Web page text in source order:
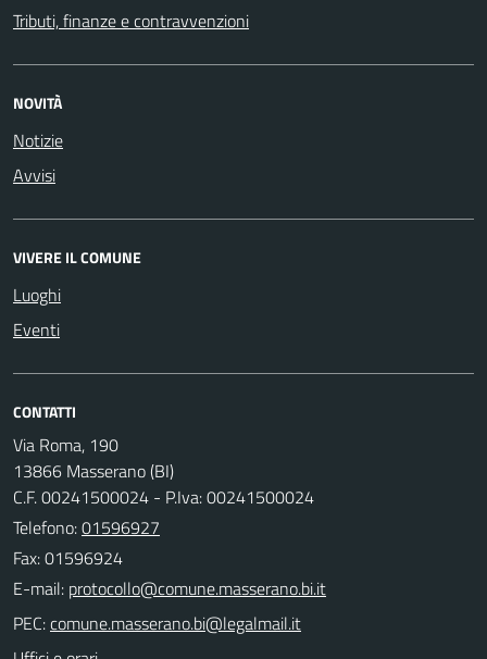
Tributi, finanze e contravvenzioni
NOVITÀ
Notizie
Avvisi
VIVERE IL COMUNE
Luoghi
Eventi
CONTATTI
Via Roma, 190
13866 Masserano (BI)
C.F. 00241500024 - P.Iva: 00241500024
Telefono:01596927
Fax: 01596924
E-mail:
PEC: